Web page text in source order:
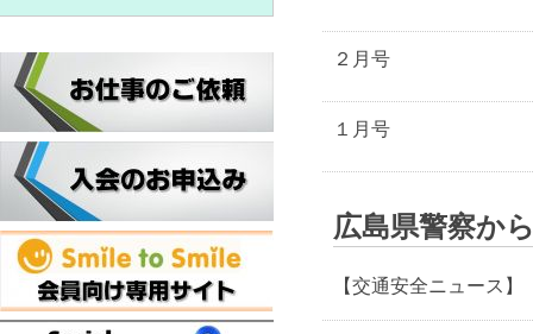
２月号
１月号
広島県警察か
【交通安全ニュース】